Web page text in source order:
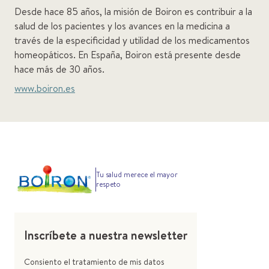
Desde hace 85 años, la misión de Boiron es contribuir a la
salud de los pacientes y los avances en la medicina a
través de la especificidad y utilidad de los medicamentos
homeopáticos. En España, Boiron está presente desde
hace más de 30 años.
www.boiron.es
Tu salud merece el mayor
respeto
Inscríbete a nuestra newsletter
Consiento el tratamiento de mis datos